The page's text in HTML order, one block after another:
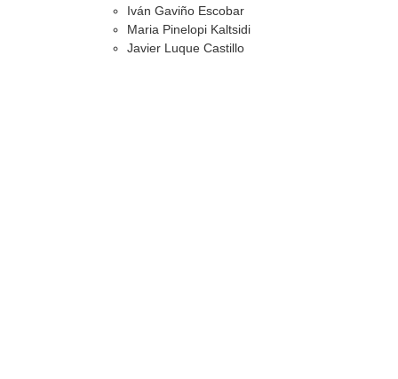
Iván Gaviño Escobar
Maria Pinelopi Kaltsidi
Javier Luque Castillo